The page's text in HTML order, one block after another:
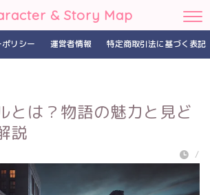
& Story Map
リシー 運営者情報 特定商取引法に基づく表記
とは？物語の魅力と見ど
説
/